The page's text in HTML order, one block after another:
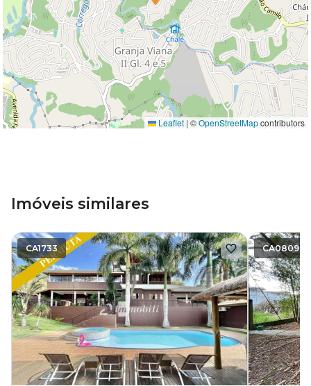
Leaflet | ©OpenStreetMapcontributors
Imóveis similares
CA1733 CA0809